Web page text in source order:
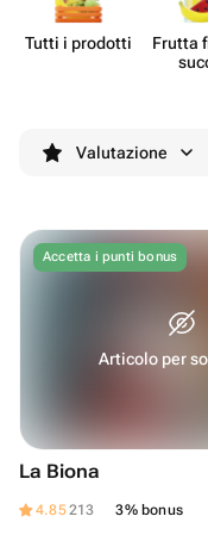
Tutti i prodotti
Frutta
Valutazione
Articolo per
Accetta i punti bonus
La Biona
4.85213 3% bonus